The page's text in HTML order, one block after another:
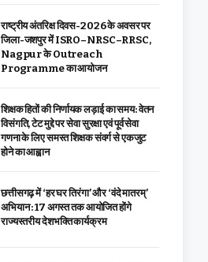
राष्ट्रीय अंतरिक्ष दिवस-2026 के अवसर पर
जिला-जशपुर में ISRO–NRSC–RRSC,
Nagpur के Outreach
Programme का आयोजन
शिक्षक हितों की निर्णायक लड़ाई का समय: वेतन
विसंगति, टेट मुद्दे पर सेवा सुरक्षा एवं पूर्व सेवा
गणना के लिए समस्त शिक्षक संवर्ग से एकजुट
होने का आह्वान
छत्तीसगढ़ में ‘हर घर तिरंगा’ और ‘वंदे मातरम्’
अभियान : 17 अगस्त तक आयोजित होंगे
राज्यस्तरीय देशभक्ति कार्यक्रम